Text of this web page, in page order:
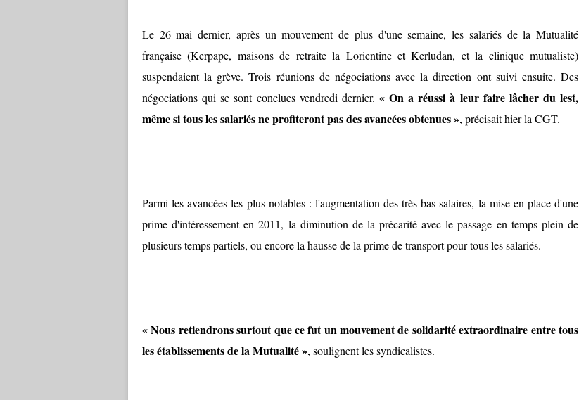
Le 26 mai dernier, après un mouvement de plus d'une semaine, les salariés de la Mutualité
française (Kerpape, maisons de retraite la Lorientine et Kerludan, et la clinique mutualiste)
suspendaient la grève. Trois réunions de négociations avec la direction ont suivi ensuite. Des
négociations qui se sont conclues vendredi dernier. « On a réussi à leur faire lâcher du lest,
même si tous les salariés ne profiteront pas des avancées obtenues », précisait hier la CGT.
Parmi les avancées les plus notables : l'augmentation des très bas salaires, la mise en place d'une
prime d'intéressement en 2011, la diminution de la précarité avec le passage en temps plein de
plusieurs temps partiels, ou encore la hausse de la prime de transport pour tous les salariés.
« Nous retiendrons surtout que ce fut un mouvement de solidarité extraordinaire entre tous
les établissements de la Mutualité », soulignent les syndicalistes.